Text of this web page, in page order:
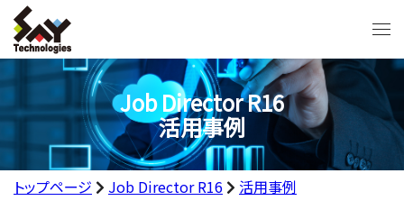
Job Director R16
活用事例
トップページ Job Director R16 活用事例